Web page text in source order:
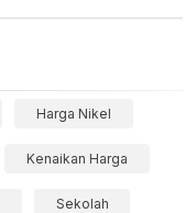
Harga Nikel
Kenaikan Harga
Sekolah